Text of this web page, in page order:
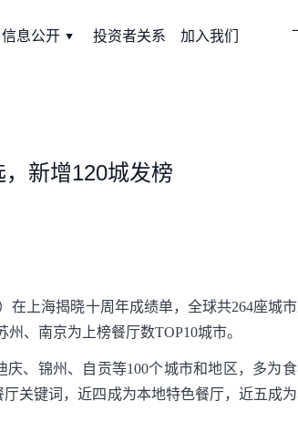
信息公开 投资者关系 加入我们
新增120城发榜
在上海揭晓十周年成绩单，全球共264座城
、南京为上榜餐厅数TOP10城市。
、锦州、自贡等100个城市和地区，多为
关键词，近四成为本地特色餐厅，近五成